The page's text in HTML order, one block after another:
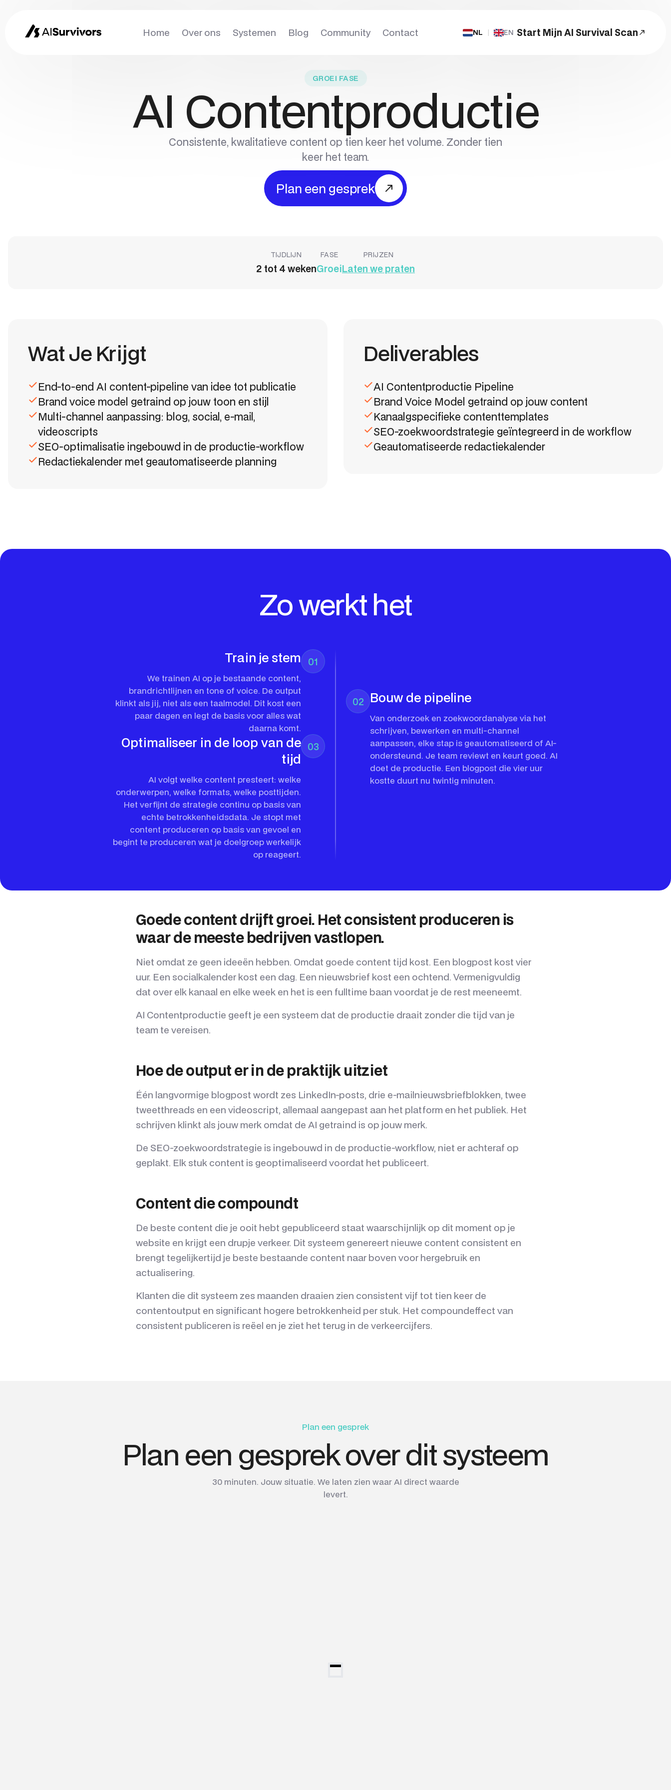
Home Over ons Systemen Blog Community Contact NL | EN Start Mijn AI Survival Scan
GROEI FASE
AI Contentproductie
Consistente, kwalitatieve content op tien keer het volume. Zonder tien
keer het team.
Plan een gesprek
TIJDLIJN
2 tot 4 weken
FASE
Groei
PRIJZEN
Laten we praten
Wat Je Krijgt
End-to-end AI content-pipeline van idee tot publicatie
Brand voice model getraind op jouw toon en stijl
Multi-channel aanpassing: blog, social, e-mail,
videoscripts
SEO-optimalisatie ingebouwd in de productie-workflow
Redactiekalender met geautomatiseerde planning
Deliverables
AI Contentproductie Pipeline
Brand Voice Model getraind op jouw content
Kanaalgspecifieke contenttemplates
SEO-zoekwoordstrategie geïntegreerd in de workflow
Geautomatiseerde redactiekalender
Zo werkt het
Train je stem
We trainen AI op je bestaande content,
brandrichtlijnen en tone of voice. De output
klinkt als jij, niet als een taalmodel. Dit kost een
paar dagen en legt de basis voor alles wat
daarna komt.
01
Optimaliseer in de loop van de
tijd
AI volgt welke content presteert: welke
onderwerpen, welke formats, welke posttijden.
Het verfijnt de strategie continu op basis van
echte betrokkenheidsdata. Je stopt met
content produceren op basis van gevoel en
begint te produceren wat je doelgroep werkelijk
op reageert.
03
02 Bouw de pipeline
Van onderzoek en zoekwoordanalyse via het
schrijven, bewerken en multi-channel
aanpassen, elke stap is geautomatiseerd of AI-
ondersteund. Je team reviewt en keurt goed. AI
doet de productie. Een blogpost die vier uur
kostte duurt nu twintig minuten.
Goede content drijft groei. Het consistent produceren is
waar de meeste bedrijven vastlopen.
Niet omdat ze geen ideeën hebben. Omdat goede content tijd kost. Een blogpost kost vier
uur. Een socialkalender kost een dag. Een nieuwsbrief kost een ochtend. Vermenigvuldig
dat over elk kanaal en elke week en het is een fulltime baan voordat je de rest meeneemt.
AI Contentproductie geeft je een systeem dat de productie draait zonder die tijd van je
team te vereisen.
Hoe de output er in de praktijk uitziet
Één langvormige blogpost wordt zes LinkedIn-posts, drie e-mailnieuwsbriefblokken, twee
tweetthreads en een videoscript, allemaal aangepast aan het platform en het publiek. Het
schrijven klinkt als jouw merk omdat de AI getraind is op jouw merk.
De SEO-zoekwoordstrategie is ingebouwd in de productie-workflow, niet er achteraf op
geplakt. Elk stuk content is geoptimaliseerd voordat het publiceert.
Content die compoundt
De beste content die je ooit hebt gepubliceerd staat waarschijnlijk op dit moment op je
website en krijgt een drupje verkeer. Dit systeem genereert nieuwe content consistent en
brengt tegelijkertijd je beste bestaande content naar boven voor hergebruik en
actualisering.
Klanten die dit systeem zes maanden draaien zien consistent vijf tot tien keer de
contentoutput en significant hogere betrokkenheid per stuk. Het compoundeffect van
consistent publiceren is reëel en je ziet het terug in de verkeercijfers.
Plan een gesprek
Plan een gesprek over dit systeem
30 minuten. Jouw situatie. We laten zien waar AI direct waarde
levert.